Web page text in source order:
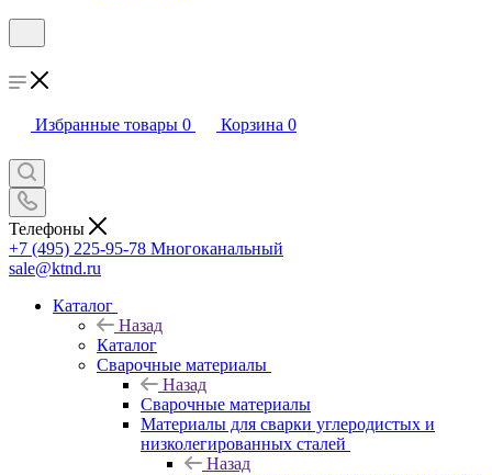
Избранные товары 0 Корзина 0
Телефоны
+7 (495) 225-95-78 Многоканальный
sale@ktnd.ru
Каталог
Назад
Каталог
Сварочные материалы
Назад
Сварочные материалы
Материалы для сварки углеродистых и
низколегированных сталей
Назад